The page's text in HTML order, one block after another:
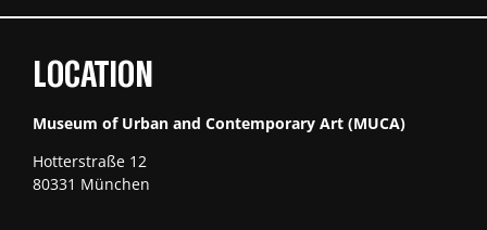
LOCATION
Museum of Urban and Contemporary Art (MUCA)
Hotterstraße 12
80331 München